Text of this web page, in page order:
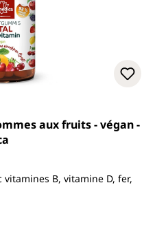
aux fruits - végan -
B, vitamine D, fer,